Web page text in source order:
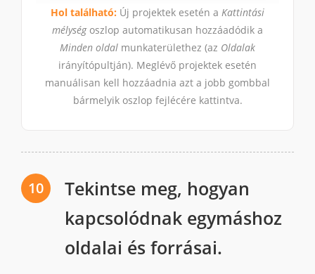
Hol található: Új projektek esetén a Kattintási
mélységoszlop automatikusan hozzáadódik a
Minden oldal munkaterülethez (az Oldalak
irányítópultján). Meglévő projektek esetén
manuálisan kell hozzáadnia azt a jobb gombbal
bármelyik oszlop fejlécére kattintva.
10
Tekintse meg, hogyan
kapcsolódnak egymáshoz
oldalai és forrásai.